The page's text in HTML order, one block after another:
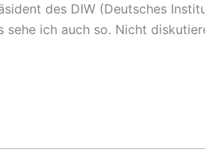
des DIW (Deutsches
ich auch so. Nicht